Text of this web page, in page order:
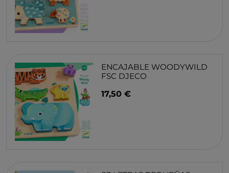
ENCAJABLE WOODYWILD
FSC DJECO
17,50 €